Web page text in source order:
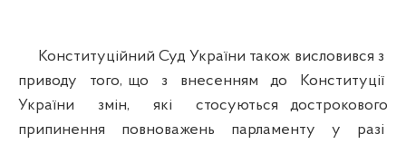
Конституційний Суд України також висловився з
приводу того, що з внесенням до Конституції
України змін, які стосуються дострокового
припинення повноважень парламенту у разі